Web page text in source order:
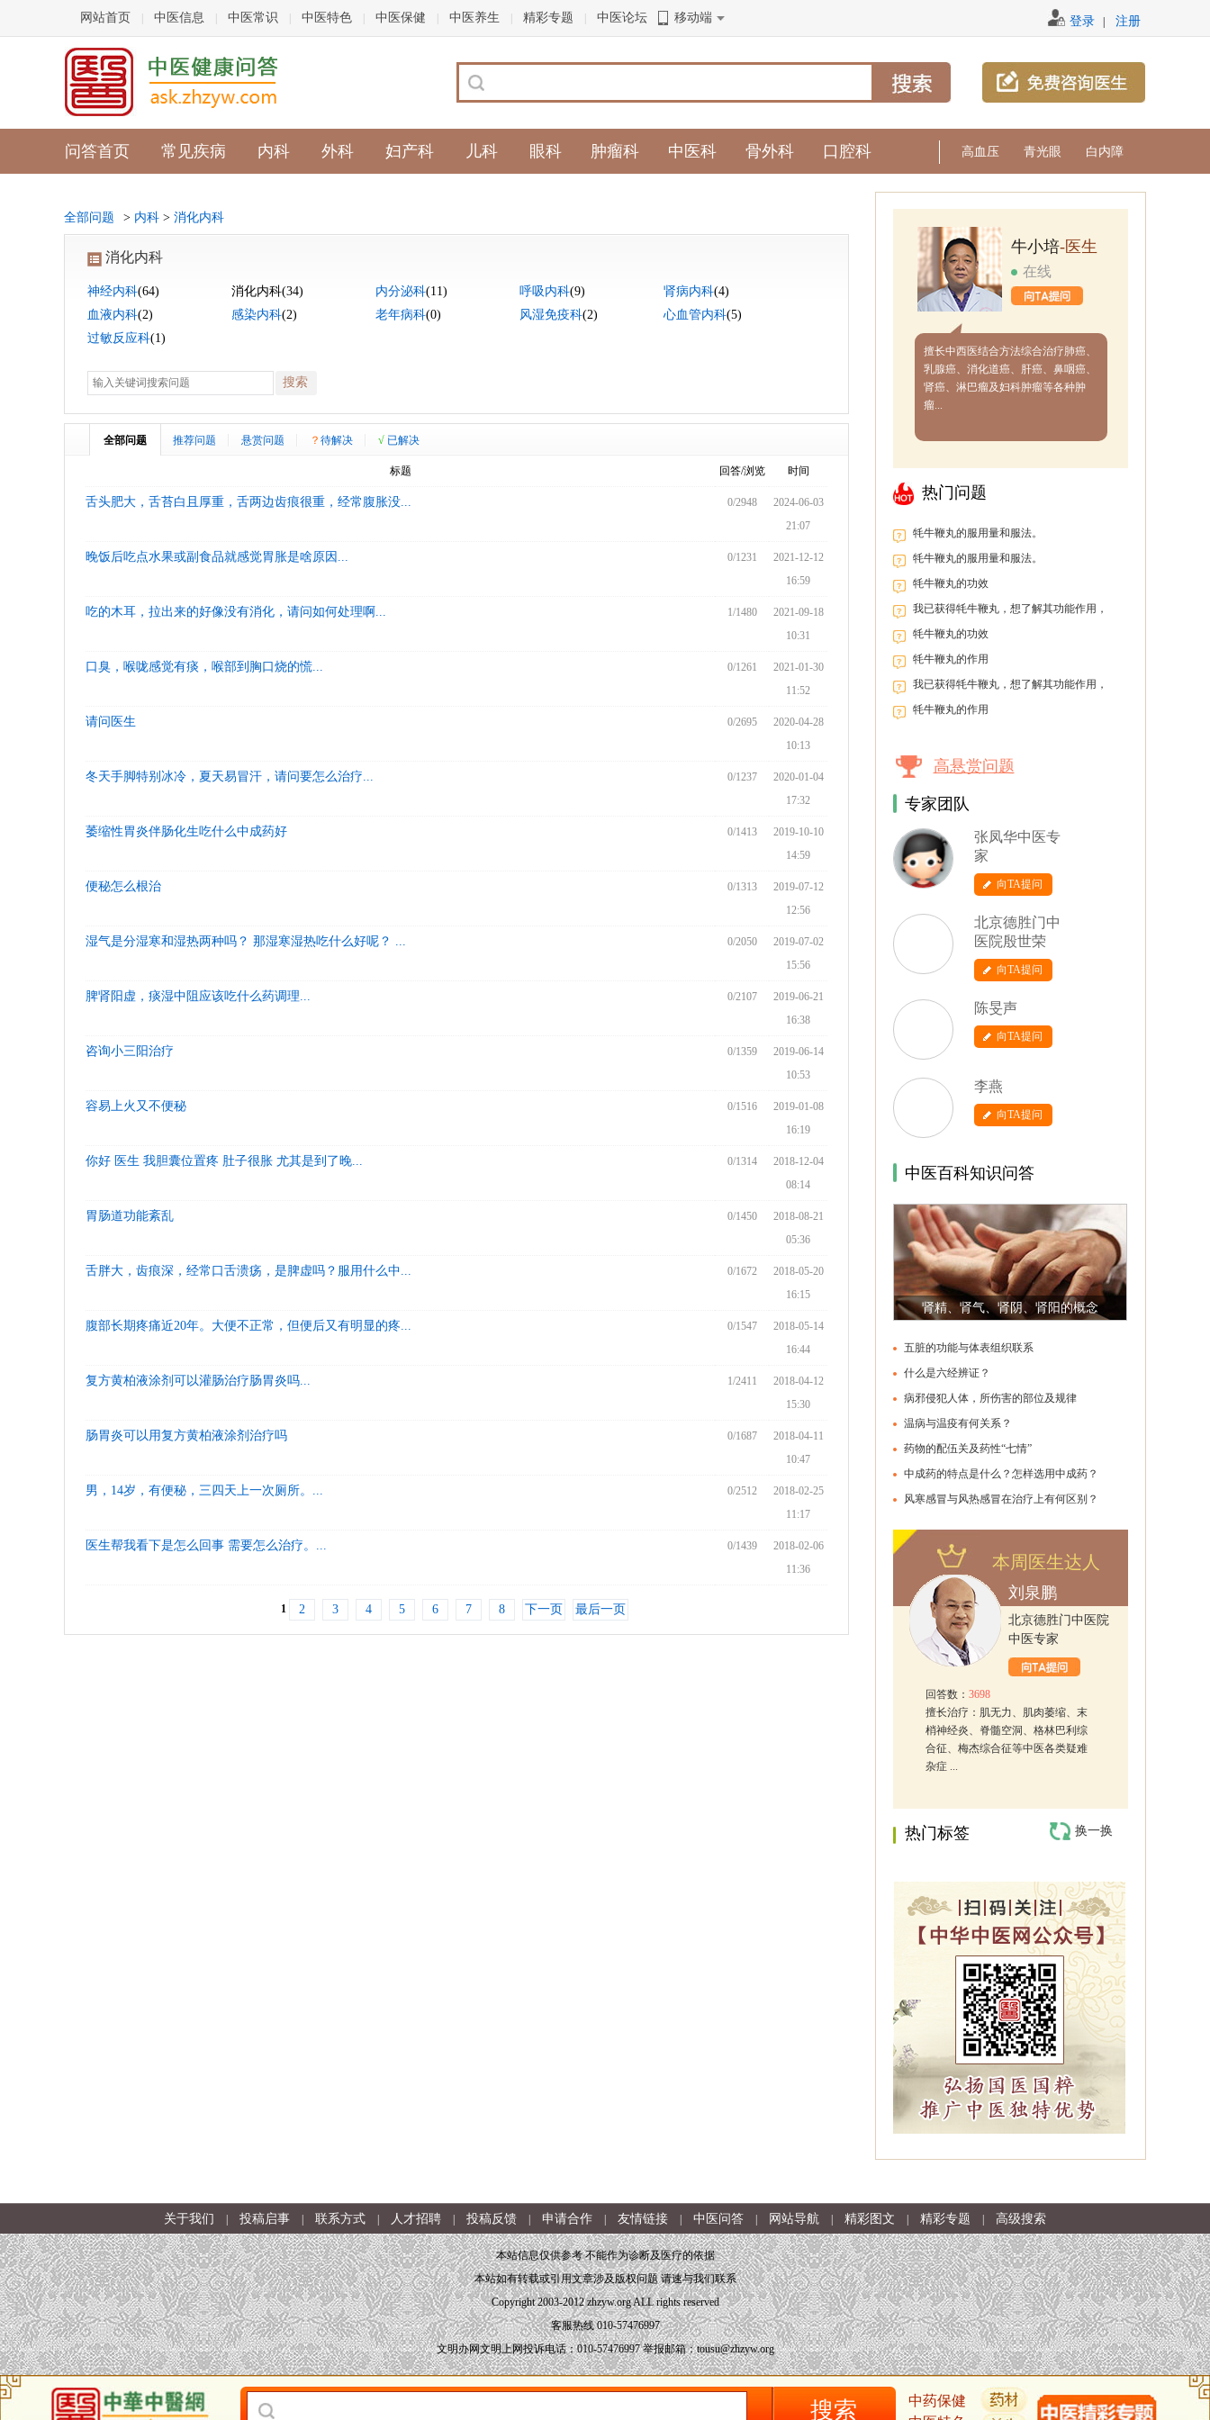
网站首页 中医信息 中医常识 中医特色 中医保健 中医养生 精彩专题 中医论坛 移动端 登录 注册
问答首页 常见疾病 内科 外科 妇产科 儿科 眼科 肿瘤科 中医科 骨外科 口腔科 高血压 青光眼 白内障
全部问题 > 内科 > 消化内科
消化内科
神经内科(64) 消化内科(34) 内分泌科(11) 呼吸内科(9) 肾病内科(4)
血液内科(2) 感染内科(2) 老年病科(0) 风湿免疫科(2) 心血管内科(5)
过敏反应科(1)
搜索
全部问题 推荐问题 悬赏问题 ？ 待解决 √ 已解决
标题 回答/浏览 时间
舌头肥大，舌苔白且厚重，舌两边齿痕很重，经常腹胀没... 0/2948
2024-06-03
21:07
晚饭后吃点水果或副食品就感觉胃胀是啥原因... 0/1231
2021-12-12
16:59
吃的木耳，拉出来的好像没有消化，请问如何处理啊... 1/1480
2021-09-18
10:31
口臭，喉咙感觉有痰，喉部到胸口烧的慌... 0/1261
2021-01-30
11:52
请问医生 0/2695
2020-04-28
10:13
冬天手脚特别冰冷，夏天易冒汗，请问要怎么治疗... 0/1237
2020-01-04
17:32
萎缩性胃炎伴肠化生吃什么中成药好 0/1413
2019-10-10
14:59
便秘怎么根治 0/1313
2019-07-12
12:56
湿气是分湿寒和湿热两种吗？ 那湿寒湿热吃什么好呢？ ... 0/2050
2019-07-02
15:56
脾肾阳虚，痰湿中阻应该吃什么药调理... 0/2107
2019-06-21
16:38
咨询小三阳治疗 0/1359
2019-06-14
10:53
容易上火又不便秘 0/1516
2019-01-08
16:19
你好 医生 我胆囊位置疼 肚子很胀 尤其是到了晚... 0/1314
2018-12-04
08:14
胃肠道功能紊乱 0/1450
2018-08-21
05:36
舌胖大，齿痕深，经常口舌溃疡，是脾虚吗？服用什么中... 0/1672
2018-05-20
16:15
腹部长期疼痛近20年。大便不正常，但便后又有明显的疼... 0/1547
2018-05-14
16:44
复方黄柏液涂剂可以灌肠治疗肠胃炎吗... 1/2411
2018-04-12
15:30
肠胃炎可以用复方黄柏液涂剂治疗吗 0/1687
2018-04-11
10:47
男，14岁，有便秘，三四天上一次厕所。... 0/2512
2018-02-25
11:17
医生帮我看下是怎么回事 需要怎么治疗。... 0/1439
2018-02-06
11:36
1 2 3 4 5 6 7 8 下一页 最后一页
牛小培-医生
在线
擅长中西医结合方法综合治疗肺癌、
乳腺癌、消化道癌、肝癌、鼻咽癌、
肾癌、淋巴瘤及妇科肿瘤等各种肿
瘤...
热门问题
牦牛鞭丸的服用量和服法。
牦牛鞭丸的服用量和服法。
牦牛鞭丸的功效
我已获得牦牛鞭丸，想了解其功能作用，
以便盲目服用。
牦牛鞭丸的功效
牦牛鞭丸的作用
我已获得牦牛鞭丸，想了解其功能作用，
以便盲目服用。
牦牛鞭丸的作用
高悬赏问题
专家团队
张凤华中医专
家
向TA提问
北京德胜门中
医院殷世荣
向TA提问
陈旻声
向TA提问
李燕
向TA提问
中医百科知识问答
肾精、肾气、肾阴、肾阳的概念
五脏的功能与体表组织联系
什么是六经辨证？
病邪侵犯人体，所伤害的部位及规律
温病与温疫有何关系？
药物的配伍关及药性“七情”
中成药的特点是什么？怎样选用中成药？
些？
风寒感冒与风热感冒在治疗上有何区别？
本周医生达人
刘泉鹏
北京德胜门中医院
中医专家
回答数： 3698
擅长治疗：肌无力、肌肉萎缩、末
梢神经炎、脊髓空洞、格林巴利综
合征、梅杰综合征等中医各类疑难
杂症 ...
热门标签 换一换
关于我们 投稿启事 联系方式 人才招聘 投稿反馈 申请合作 友情链接 中医问答 网站导航 精彩图文 精彩专题 高级搜索
本站信息仅供参考 不能作为诊断及医疗的依据
本站如有转载或引用文章涉及版权问题 请速与我们联系
Copyright 2003-2012 zhzyw.org ALL rights reserved
客服热线 010-57476997
文明办网文明上网投诉电话：010-57476997 举报邮箱：tousu@zhzyw.org
中药保健